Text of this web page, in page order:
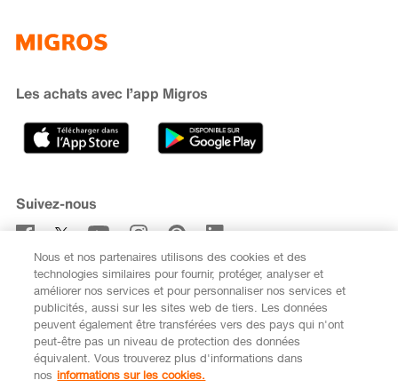
Cumulus
Recherche de magasin
iMpuls
Banque Migros
Développement durable
Carrière
Sponsoring
Médias
Code de conduite et signalement
Les achats avec l’app Migros
Suivez-nous
S’abonner à la newsletter
FR
Nous et nos partenaires utilisons des cookies et des
technologies similaires pour fournir, protéger, analyser et
améliorer nos services et pour personnaliser nos services et
publicités, aussi sur les sites web de tiers. Les données
peuvent également être transférées vers des pays qui n'ont
peut-être pas un niveau de protection des données
équivalent. Vous trouverez plus d'informations dans
nos informations sur les cookies.